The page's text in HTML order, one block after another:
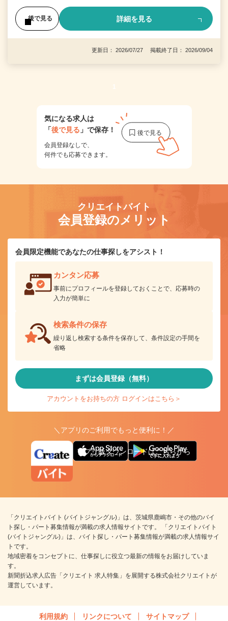
後で見る 詳細を見る
更新日： 2026/07/27 掲載終了日： 2026/09/04
1
気になる求人は
「後で見る 」で保存！
会員登録なしで、
何件でも応募できます。
クリエイトバイト
会員登録のメリット
会員限定機能であなたの仕事探しをアシスト！
カンタン応募
事前にプロフィールを登録しておくことで、応募時の
入力が簡単に
検索条件の保存
繰り返し検索する条件を保存して、条件設定の手間を
省略
まずは会員登録（無料）
アカウントをお持ちの方 ログインはこちら＞
＼アプリのご利用でもっと便利に！／
アプリ版ダウンロードはこちらから
「クリエイトバイト (バイトジャングル)」は、茨城県鹿嶋市・その他のバイ
ト探し・パート募集情報が満載の求人情報サイトです。 「クリエイトバイト
(バイトジャングル)」は、バイト探し・パート募集情報が満載の求人情報サイ
トです。
地域密着をコンセプトに、仕事探しに役立つ最新の情報をお届けしていま
す。
新聞折込求人広告「クリエイト 求人特集」を展開する株式会社クリエイトが
運営しています。
利用規約 リンクについて サイトマップ